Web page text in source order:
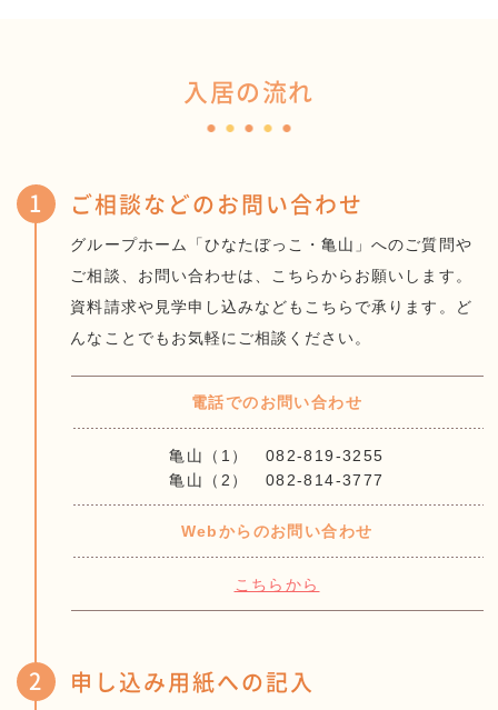
入居の流れ
1 ご相談などのお問い合わせ
グループホーム「ひなたぼっこ・亀山」へのご質問や
ご相談、お問い合わせは、こちらからお願いします。
資料請求や見学申し込みなどもこちらで承ります。ど
んなことでもお気軽にご相談ください。
電話でのお問い合わせ
亀山（1） 082-819-3255
亀山（2） 082-814-3777
Webからのお問い合わせ
こちらから
2 申し込み用紙への記入